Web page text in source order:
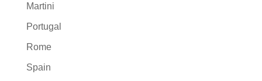
Martini
Portugal
Rome
Spain